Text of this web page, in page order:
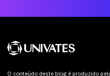
O conteúdo deste blog é produzido